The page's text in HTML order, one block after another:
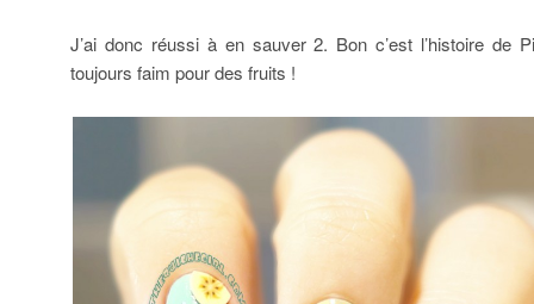
J’ai donc réussi à en sauver 2. Bon c’est l’histoire de
toujours faim pour des fruits !